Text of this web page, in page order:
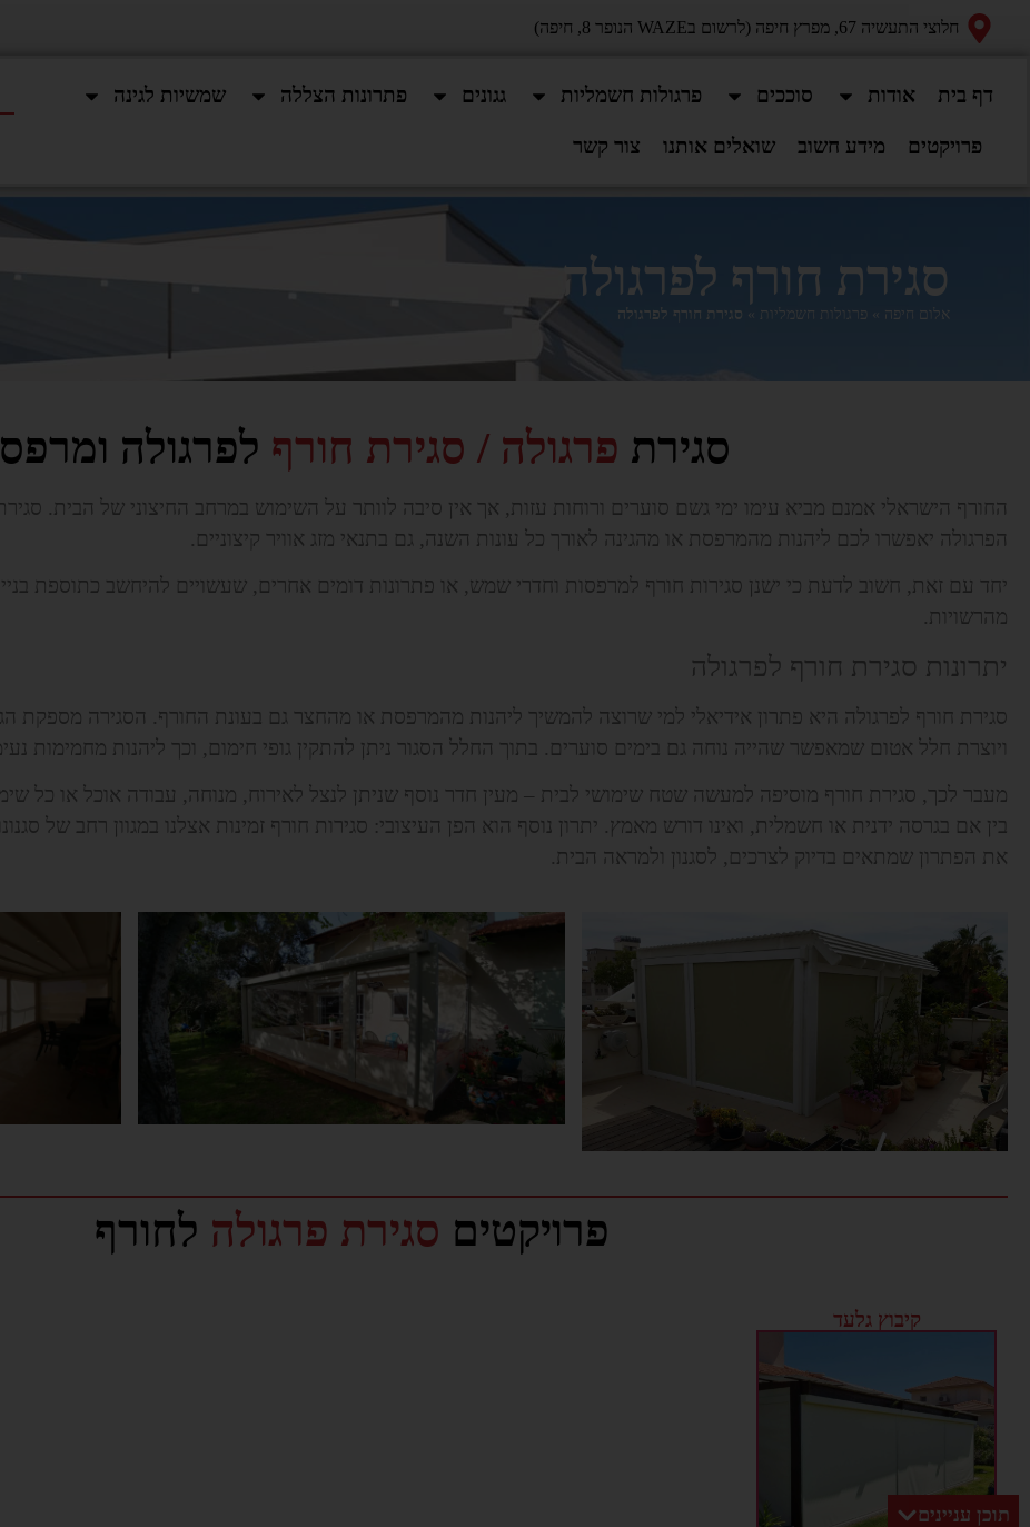
חלוצי התעשיה 67, מפרץ חיפה (לרשום בWAZE הנופר 8, חיפה)
דף בית אודות סוככים פרגולות חשמליות גגונים פתרונות הצללה שמשיות לגינה
פרויקטים מידע חשוב שואלים אותנו צור קשר
סגירת חורף לפרגולה
אלום חיפה » פרגולות חשמליות » סגירת חורף לפרגולה
תוכן עניינים
סגירת פרגולה / סגירת חורף לפרגולה
החורף הישראלי אמנם מביא עימו ימי גשם סוערים ורוחות עזות, אך אין סיבה לוותר על השימוש במרחב החיצוני של הבית.
הפרגולה יאפשרו לכם ליהנות מהמרפסת או מהגינה לאורך כל עונות השנה, גם בתנאי מזג אוויר קיצוניים.
יחד עם זאת, חשוב לדעת כי ישנן סגירות חורף למרפסות וחדרי שמש, או פתרונות דומים אחרים, שעשויים להיחשב כתוספת
מהרשויות.
יתרונות סגירת חורף לפרגולה
סגירת חורף לפרגולה היא פתרון אידיאלי למי שרוצה להמשיך ליהנות מהמרפסת או מהחצר גם בעונת החורף. הסגירה מספקת
ויוצרת חלל אטום שמאפשר שהייה נוחה גם בימים סוערים. בתוך החלל הסגור ניתן להתקין גופי חימום, וכך ליהנות מחמימות
מעבר לכך, סגירת חורף מוסיפה למעשה שטח שימושי לבית – מעין חדר נוסף שניתן לנצל לאירוח, מנוחה, עבודה אוכל או כל
בין אם בגרסה ידנית או חשמלית, ואינו דורש מאמץ. יתרון נוסף הוא הפן העיצובי: סגירות חורף זמינות אצלנו במגוון רחב של
את הפתרון שמתאים בדיוק לצרכים, לסגנון ולמראה הבית.
פרויקטים סגירת פרגולה לחורף
קיבוץ גלעד